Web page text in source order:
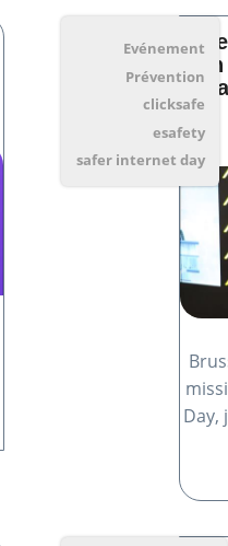
Evénement
Prévention
clicksafe
esafety
safer internet day
Day,